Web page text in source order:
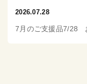
2026.07.28
7月のご支援品7/28